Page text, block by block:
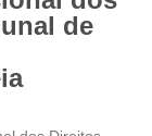
de